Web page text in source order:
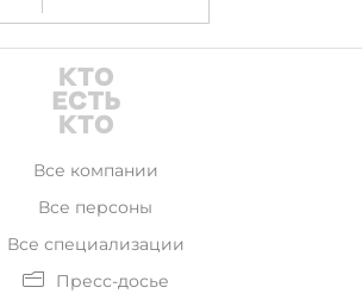
Все компании
Все персоны
Все специализации
Пресс-досье